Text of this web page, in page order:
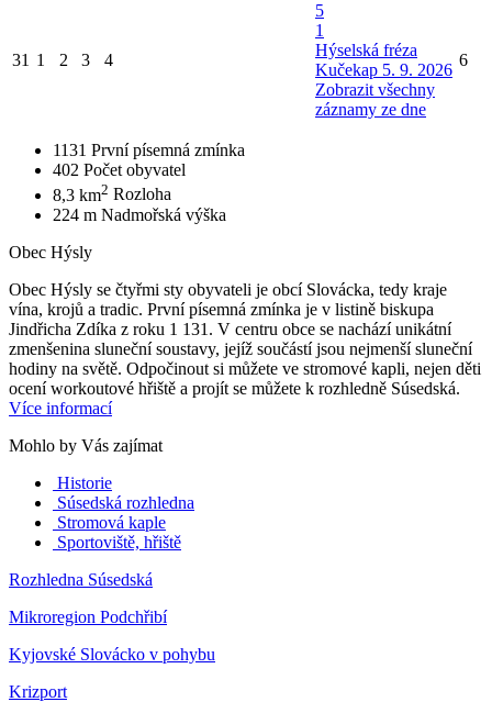
31 1 2 3 4
5
1
Hýselská fréza
Kučekap 5. 9. 2026
Zobrazit všechny
záznamy ze dne
6
1131 První písemná zmínka
402 Počet obyvatel
8,3 km2 Rozloha
224 m Nadmořská výška
Obec Hýsly
Obec Hýsly se čtyřmi sty obyvateli je obcí Slovácka, tedy kraje
vína, krojů a tradic. První písemná zmínka je v listině biskupa
Jindřicha Zdíka z roku 1 131. V centru obce se nachází unikátní
zmenšenina sluneční soustavy, jejíž součástí jsou nejmenší sluneční
hodiny na světě. Odpočinout si můžete ve stromové kapli, nejen děti
ocení workoutové hřiště a projít se můžete k rozhledně Súsedská.
Více informací
Mohlo by Vás zajímat
Historie
Súsedská rozhledna
Stromová kaple
Sportoviště, hřiště
Rozhledna Súsedská
Mikroregion Podchřibí
Kyjovské Slovácko v pohybu
Krizport